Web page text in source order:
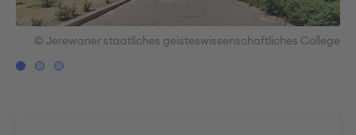
© Jerewaner staatliches geisteswissenschaftliches College